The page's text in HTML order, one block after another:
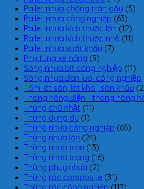
Pallet nhựa chống tràn dầu (5)
Pallet nhựa công nghiệp (63)
Pallet nhựa kích thước lớn (12)
Pallet nhựa kích thước nhỏ (11)
Pallet nhựa xuất khẩu (7)
Phụ tùng xe nâng (9)
Sóng nhựa bít công nghiệp (11)
Sóng nhựa đan lưới công nghiệp
Tấm lót sàn, lót kho , sân khấu
Thang nâng điện - thang nâng
Thùng chữ nhật (11)
Thùng đựng dù (1)
Thùng nhựa công nghiệp (65)
Thùng nhựa lớn (24)
Thùng nhựa tròn (13)
Thùng nhựa trong (16)
Thùng phuy nhựa (2)
Thùng rác composite (31)
Thùng rác công nghiệp (113)